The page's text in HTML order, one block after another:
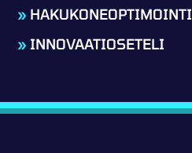
» HAKUKONEOPTIMOINTI
» INNOVAATIOSETELI